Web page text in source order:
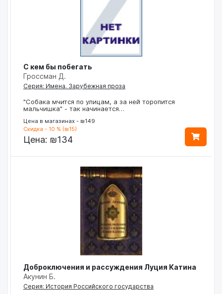
С кем бы побегать
Гроссман Д.
Серия: Имена. Зарубежная проза
"Собака мчится по улицам, а за ней торопится
мальчишка" - так начинается…
Цена в магазинах - ₪149
Скидка - 10 % (₪15)
Цена: ₪134
Доброключения и рассуждения Луция Катина
Акунин Б.
Серия: История Российского государства